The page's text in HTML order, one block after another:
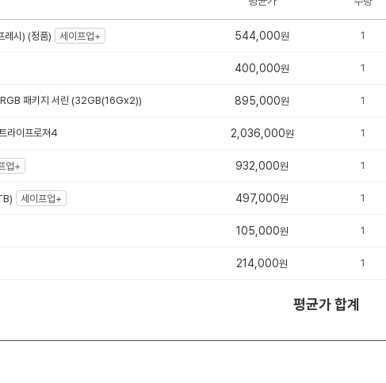
레시) (정품) 세이프업+ 544,000원 1
400,000원 1
패키지 서린 (32GB(16Gx2)) 895,000원 1
라이프로져4 2,036,000원 1
업+ 932,000원 1
세이프업+ 497,000원 1
105,000원 1
214,000원 1
평균가 합계